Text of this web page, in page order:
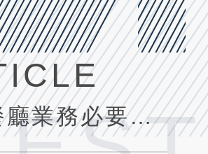
提升餐廳業務必要的重要特色:從菜單設計到服務品質